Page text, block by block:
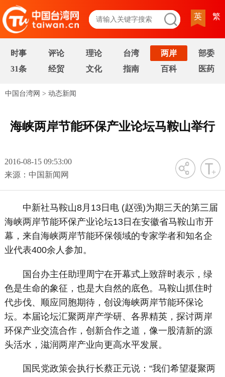
英 繁
时事 评论 理论 台湾 两岸
部委
31条
经贸 文化 指南 百科 医药
中国台湾网 > 动态新闻
海峡两岸节能环保产业论坛马鞍山举行
2016-08-15 09:53:00
来源：中国新闻网
字号
中新社马鞍山8月13日电 (赵强)为期三天的第三届
海峡两岸节能环保产业论坛13日在安徽省马鞍山市开
幕，来自海峡两岸节能环保领域的专家学者和知名企
业代表400余人参加。
国台办主任助理周宁在开幕式上致辞时表示，绿
色是生命的象征，也是大自然的底色。马鞍山抓住时
代步伐、顺应同胞期待，创设海峡两岸节能环保论
坛。本届论坛汇聚两岸产学研、各界精英，探讨两岸
环保产业交流合作，创新合作之道，像一股清新的源
头活水，滋润两岸产业向更高水平发展。
国民党政策会执行长蔡正元说：“我们希望凝聚两